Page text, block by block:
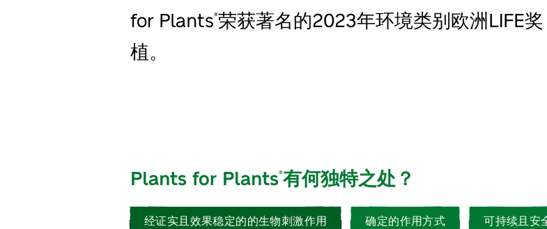
for Plants®荣获著名的2023年环境类别欧洲LIFE
植。
Plants for Plants®有何独特之处？
经证实且效果稳定的的生物刺激作用 确定的作用方式 可持续且安